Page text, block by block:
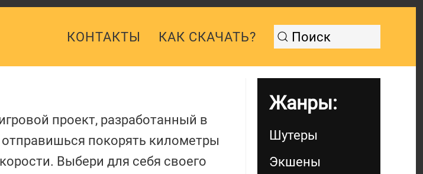
КОНТАКТЫ КАК СКАЧАТЬ?
проект, разработанный в
отправишься покорять километры
Выбери для себя своего
Жанры:
Шутеры
Экшены